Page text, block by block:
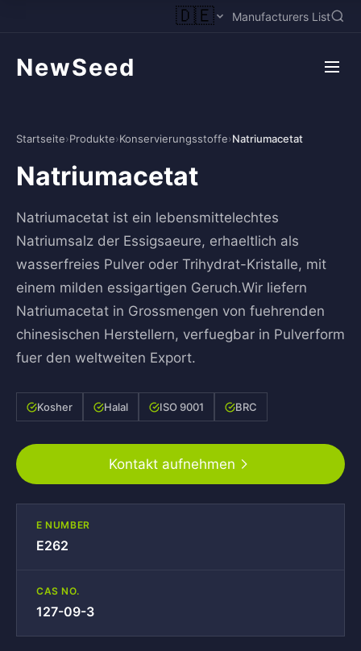
🇩🇪 Manufacturers List
NewSeed
Startseite›Produkte›Konservierungsstoffe›Natriumacetat
Natriumacetat
Natriumacetat ist ein lebensmittelechtes
Natriumsalz der Essigsaeure, erhaeltlich als
wasserfreies Pulver oder Trihydrat-Kristalle, mit
einem milden essigartigen Geruch.Wir liefern
Natriumacetat in Grossmengen von fuehrenden
chinesischen Herstellern, verfuegbar in Pulverform
fuer den weltweiten Export.
Kosher Halal ISO 9001 BRC
Kontakt aufnehmen
E NUMBER
E262
CAS NO.
127-09-3